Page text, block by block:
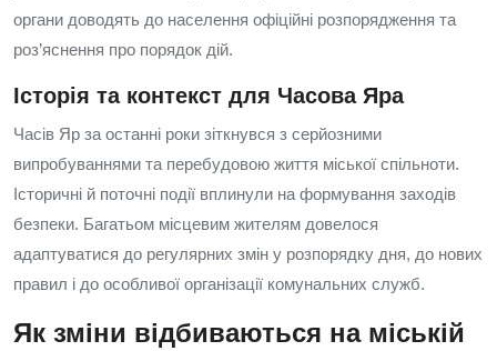
органи доводять до населення офіційні розпорядження та
роз’яснення про порядок дій.
Історія та контекст для Часова Яра
Часів Яр за останні роки зіткнувся з серйозними
випробуваннями та перебудовою життя міської спільноти.
Історичні й поточні події вплинули на формування заходів
безпеки. Багатьом місцевим жителям довелося
адаптуватися до регулярних змін у розпорядку дня, до нових
правил і до особливої організації комунальних служб.
Як зміни відбиваються на міській